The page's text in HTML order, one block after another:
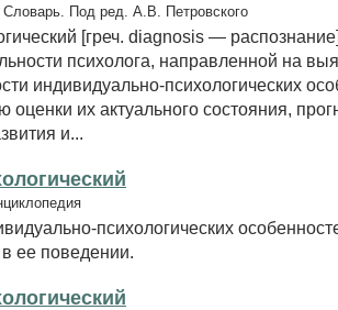
Под ред. А.В. Петровского
[греч. diagnosis —
психолога, направленной на
индивидуально-психологических
оценки их актуального состояния,
и...
психологических
ее поведении.